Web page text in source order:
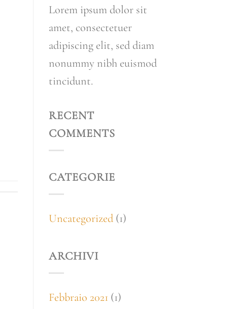
Lorem ipsum dolor sit
amet, consectetuer
adipiscing elit, sed diam
nonummy nibh euismod
tincidunt.
RECENT
COMMENTS
CATEGORIE
Uncategorized(1)
ARCHIVI
Febbraio 2021 (1)